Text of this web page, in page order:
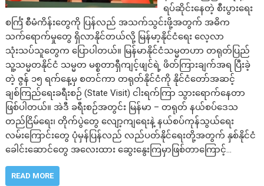
ရပ်ဆိုင်းနေတဲ့ စီးပွားရေး
စင်္ကြံ စီမံကိန်းတွေကို ပြန်လည် အသက်သွင်းဖို့အတွက် အဓိက
သက်ရောက်မှုတွေ ရှိလာနိုင်တယ်လို့ မြန်မာ့နိုင်ငံရေး လေ့လာ
သုံးသပ်‌သူတွေက ပြောပါတယ်။ မြန်မာနိုင်ငံသမ္မတဟာ တရုတ်ပြည်
သူ့သမ္မတနိုင်ငံ သမ္မတ မစ္စတာရှီကျင့်ဖျင်ရဲ့ ဖိတ်ကြားချက်အရ ပြီးခဲ့
တဲ့ ဇွန် ၁၅ ရက်နေ့မှ စတင်ကာ တရုတ်နိုင်ငံကို နိုင်ငံတော်အဆင့်
ချစ်ကြည်ရေးခရီးစဉ် (State Visit) ငါးရက်ကြာ သွားရောက်နေတာ
ဖြစ်ပါတယ်။ အဲဒီ ခရီးစဉ်အတွင်း မြန်မာ – တရုတ် နယ်စပ်ဒေသ
တည်ငြိမ်ရေး၊ တိုက်ပွဲတွေ လျော့ကျရေးနဲ့ နယ်စပ်ကုန်သွယ်ရေး
လမ်းကြောင်းတွေ ပုံမှန်ပြန်လည် လည်ပတ်နိုင်ရေးတို့အတွက် နှစ်နိုင်ငံ
ခေါင်းဆောင်တွေ အလေးထား ဆွေးနွေးကြမှာဖြစ်တာကြောင့်…
READ MORE